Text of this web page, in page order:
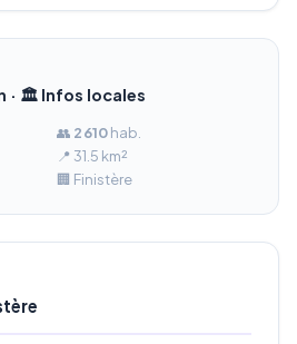
· 🏛️ Infos locales
👥 2 610hab.
📍 31.5 km²
🏢 Finistère